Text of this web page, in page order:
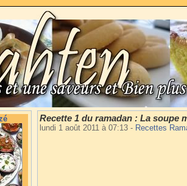
Recette 1 du ramadan : La soupe
lundi 1 août 2011 à 07:13 - Recettes